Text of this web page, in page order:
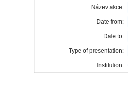
Název akce:
Date from:
Date to:
Type of presentation:
Institution: